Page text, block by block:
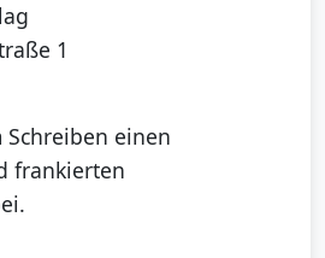
1
einen
frankierten